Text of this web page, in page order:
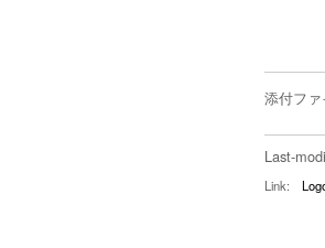
添付フ
Last-
Link: